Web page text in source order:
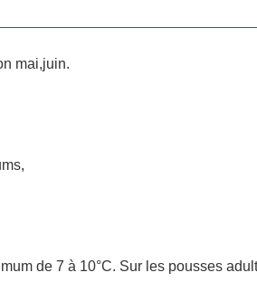
mai,juin.
de 7 à 10°C. Sur les pousses